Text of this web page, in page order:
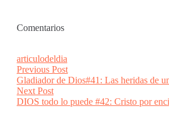
Comentarios
articulodeldia
Post
navigation
Previous PostPrevious
post:
Gladiador de Dios#41: Las heridas de
Next PostNext
post:
DIOS todo lo puede #42: Cristo por